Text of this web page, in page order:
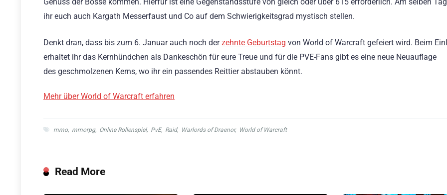
Genuss der Bosse kommen. Hierfür ist eine Gegenstandsstufe von gleich oder über 615 erforderlich. Am selben
ihr euch auch Kargath Messerfaust und Co auf dem Schwierigkeitsgrad mystisch stellen.
Denkt dran, dass bis zum 6. Januar auch noch derzehnte Geburtstag von World of Warcraft gefeiert wird. Beim
erhaltet ihr das Kernhündchen als Dankeschön für eure Treue und für die PVE-Fans gibt es eine neue Neuauflage
des geschmolzenen Kerns, wo ihr ein passendes Reittier abstauben könnt.
Mehr über World of Warcraft erfahren
mmo, mmorpg, Online Rollenspiel, PvE, Raid, Warlords of Draenor, World of Warcraft
Read More